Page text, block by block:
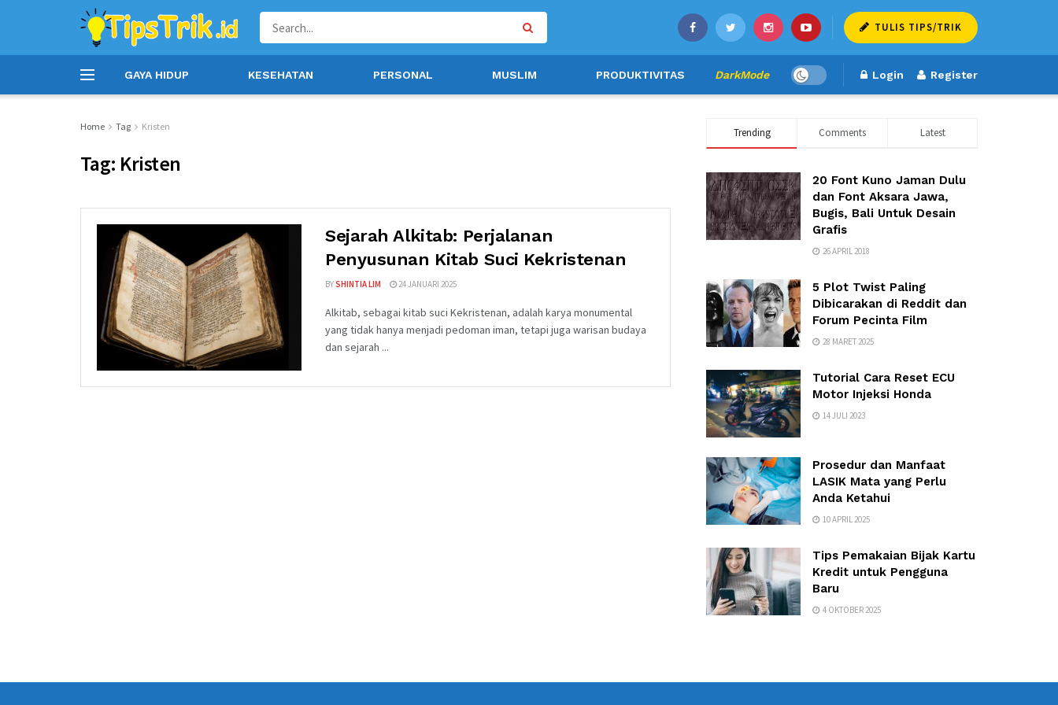
TULIS TIPS/TRIK
GAYA HIDUP KESEHATAN PERSONAL MUSLIM PRODUKTIVITAS DarkMode Login Register
Home Tag Kristen
Tag: Kristen
Sejarah Alkitab: Perjalanan
Penyusunan Kitab Suci Kekristenan
BYSHINTIA LIM 24 JANUARI 2025
Alkitab, sebagai kitab suci Kekristenan, adalah karya monumental
yang tidak hanya menjadi pedoman iman, tetapi juga warisan budaya
dan sejarah ...
Trending Comments Latest
20 Font Kuno Jaman Dulu
dan Font Aksara Jawa,
Bugis, Bali Untuk Desain
Grafis
26 APRIL 2018
5 Plot Twist Paling
Dibicarakan di Reddit dan
Forum Pecinta Film
28 MARET 2025
Tutorial Cara Reset ECU
Motor Injeksi Honda
14 JULI 2023
Prosedur dan Manfaat
LASIK Mata yang Perlu
Anda Ketahui
10 APRIL 2025
Tips Pemakaian Bijak Kartu
Kredit untuk Pengguna
Baru
4 OKTOBER 2025